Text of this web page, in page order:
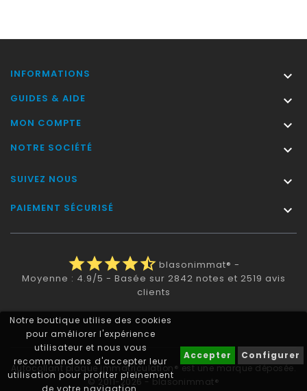
Notre boutique utilise des cookies
pour améliorer l'expérience
utilisateur et nous vous
recommandons d'accepter leur
utilisation pour profiter pleinement
de votre navigation.
Accepter Configurer
INFORMATIONS 
GUIDES & AIDE 
MON COMPTE 
NOTRE SOCIÉTÉ 
SUIVEZ NOUS 
PAIEMENT SÉCURISÉ 
starstarstarstarstar_half blasonimmat® -
Moyenne : 4.9/5 - Basée sur 2842 notes et 2519 avis
clients
Autocollant plaque immatriculation® est une marque déposée.
© 2011-2026 - blasonimmat®